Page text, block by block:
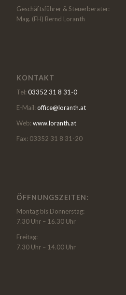
Geschäftsführer & Steuerberater:
Mag. (FH) Bernd Loranth
KONTAKT
Tel: 03352 31 8 31-0
E-Mail: office@loranth.at
Web: www.loranth.at
Fax: 03352 31 8 31-20
ÖFFNUNGSZEITEN:
Montag bis Donnerstag:
7.30 Uhr – 16.30 Uhr
Freitag:
7.30 Uhr – 14.00 Uhr